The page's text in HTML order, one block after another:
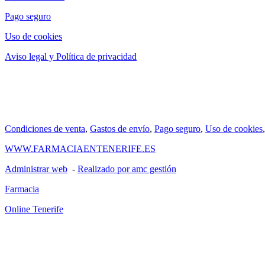
Pago seguro
Uso de cookies
Aviso legal y Política de privacidad
Condiciones de venta, Gastos de envío, Pago seguro, Uso de cookies,
WWW.FARMACIAENTENERIFE.ES
Administrar web - Realizado por amc gestión
Farmacia
Online Tenerife